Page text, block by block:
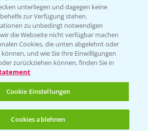
Sie uns
unterliegen und dagegen keine
zur Verfügung stehen.
zu unbedingt notwendigen
die Webseite nicht verfügbar machen
Cookies, die unten abgelehnt oder
und wie Sie Ihre Einwilligungen
zurückziehen können, finden Sie in
Cookie Einstellungen
Cookies ablehnen